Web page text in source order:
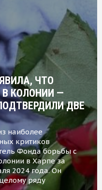
ЧТО
В КОЛОНИИ —
ДВЕ
наиболее
критиков
Фонда борьбы с
в Харпе за
2024 года. Он
ряду